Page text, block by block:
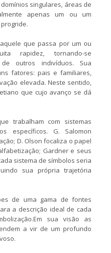
singulares, áreas de
apenas um ou um
que passa por um ou
rapidez, tornando-se
outros indivíduos. Sua
fatores: pais e familiares,
elevada. Neste sentido,
que cujo avanço se dá
trabalham com sistemas
específicos. G. Salomon
D. Olson focaliza o papel
Gardner e seus
sistema de símbolos seria
sua própria trajetória
de uma gama de fontes
a descrição ideal de cada
sua visão as
a vir de um profundo